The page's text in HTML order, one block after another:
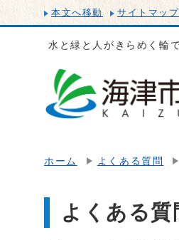
本文へ移動 サイトマップ
水と緑と人がきらめく輪
ホーム よくある質問
よくある質